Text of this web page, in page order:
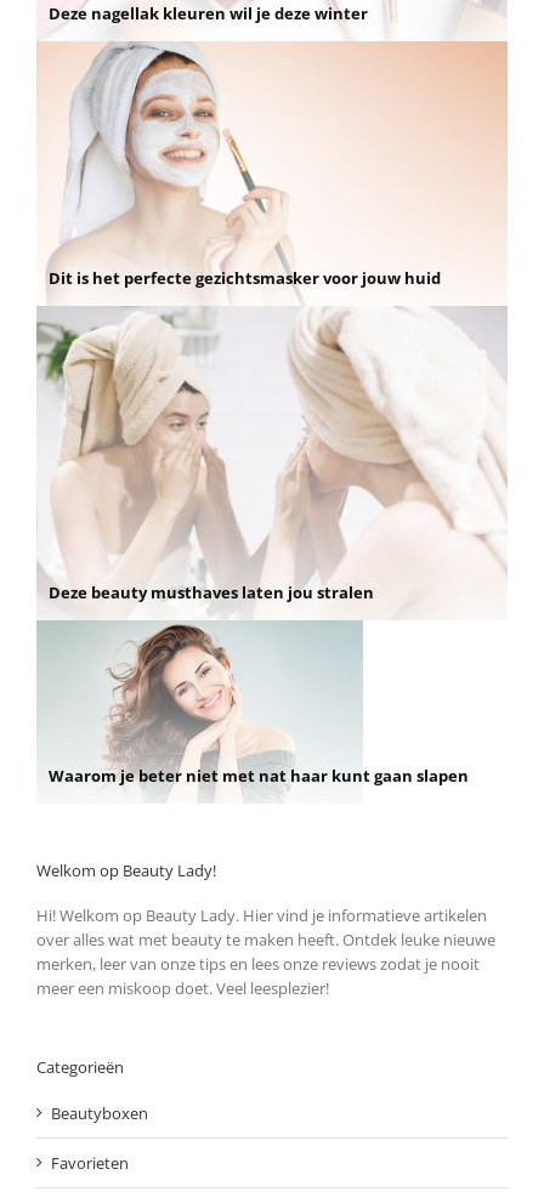
Deze nagellak kleuren wil je deze winter
Dit is het perfecte gezichtsmasker voor jouw huid
Deze beauty musthaves laten jou stralen
Waarom je beter niet met nat haar kunt gaan slapen
Welkom op Beauty Lady!
Hi! Welkom op Beauty Lady. Hier vind je informatieve artikelen
over alles wat met beauty te maken heeft. Ontdek leuke nieuwe
merken, leer van onze tips en lees onze reviews zodat je nooit
meer een miskoop doet. Veel leesplezier!
Categorieën
Beautyboxen
Favorieten